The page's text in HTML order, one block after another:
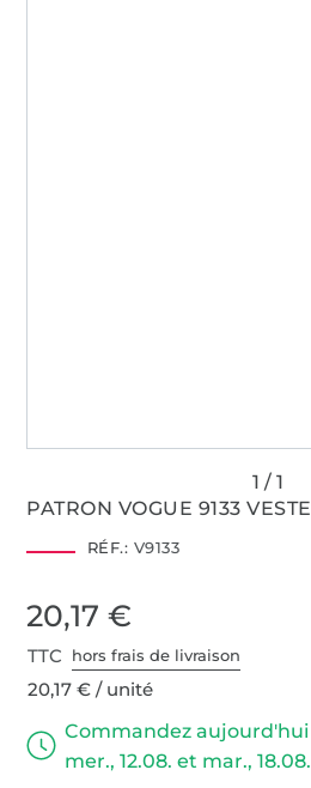
PATRON VOGUE 9133
RÉF.: V9133
20,17 €
TTC hors frais de livraison
20,17 € / unité
Commandez
mer., 12.08. et mar., 18.08.